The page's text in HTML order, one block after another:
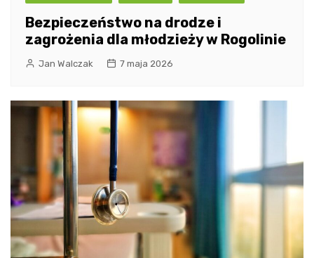
Bezpieczeństwo na drodze i
zagrożenia dla młodzieży w Rogolinie
Jan Walczak 7 maja 2026